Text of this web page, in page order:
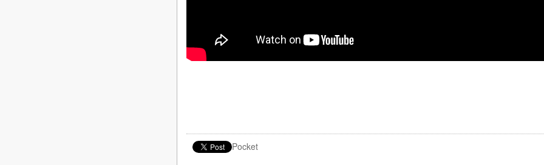
Pocket